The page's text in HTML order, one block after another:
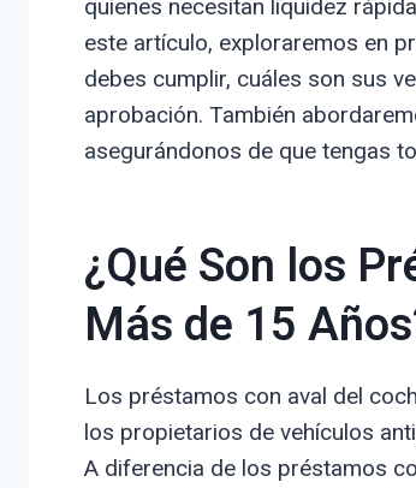
quienes necesitan liquidez
este artículo, exploraremos en
debes cumplir, cuáles son sus
aprobación. También
asegurándonos de que tengas
¿Qué Son los
Más de 15
Los préstamos con aval del
los propietarios de vehículos
A diferencia de los préstamos